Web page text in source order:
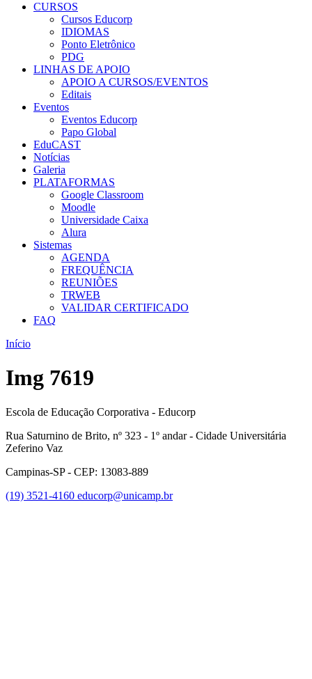
CURSOS
Cursos Educorp
IDIOMAS
Ponto Eletrônico
PDG
LINHAS DE APOIO
APOIO A CURSOS/EVENTOS
Editais
Eventos
Eventos Educorp
Papo Global
EduCAST
Notícias
Galeria
PLATAFORMAS
Google Classroom
Moodle
Universidade Caixa
Alura
Sistemas
AGENDA
FREQUÊNCIA
REUNIÕES
TRWEB
VALIDAR CERTIFICADO
FAQ
Início
Img 7619
Escola de Educação Corporativa - Educorp
Rua Saturnino de Brito, nº 323 - 1º andar - Cidade Universitária
Zeferino Vaz
Campinas-SP - CEP: 13083-889
(19) 3521-4160 educorp@unicamp.br